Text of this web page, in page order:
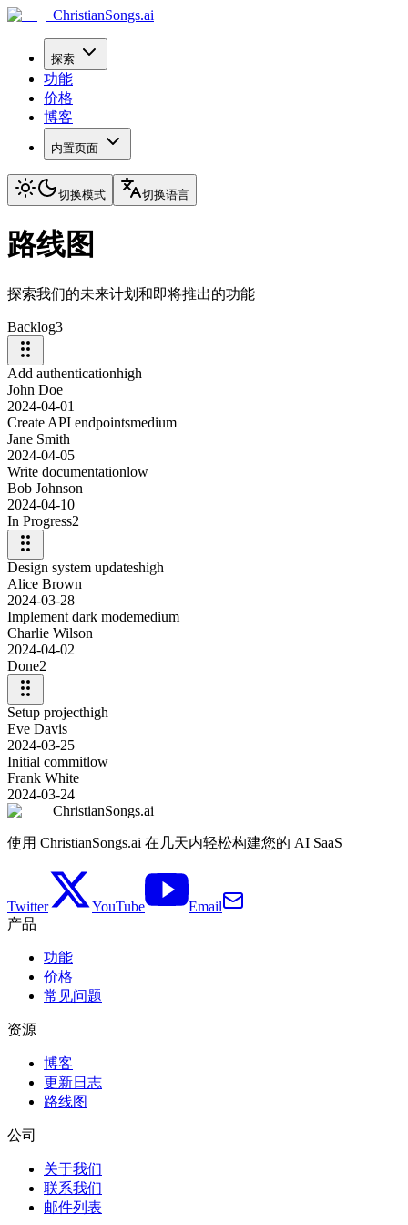
ChristianSongs.ai
探索
功能
价格
博客
内置页面
切换模式 切换语言
路线图
探索我们的未来计划和即将推出的功能
Backlog3
Add authenticationhigh
John Doe
2024-04-01
Create API endpointsmedium
Jane Smith
2024-04-05
Write documentationlow
Bob Johnson
2024-04-10
In Progress2
Design system updateshigh
Alice Brown
2024-03-28
Implement dark modemedium
Charlie Wilson
2024-04-02
Done2
Setup projecthigh
Eve Davis
2024-03-25
Initial commitlow
Frank White
2024-03-24
ChristianSongs.ai
使用 ChristianSongs.ai 在几天内轻松构建您的 AI SaaS
Twitter YouTube
Email
产品
功能
价格
常见问题
资源
博客
更新日志
路线图
公司
关于我们
联系我们
邮件列表